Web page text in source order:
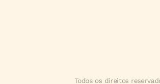
Todos os direitos